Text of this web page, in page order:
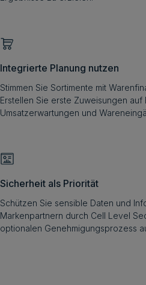
Integrierte Planung nutzen
Stimmen Sie Sortimente mit
Erstellen Sie erste Zuweisungen auf
Umsatzerwartungen und
Sicherheit als Priorität
Schützen Sie sensible Daten und
Markenpartnern durch Cell Level
optionalen Genehmigungsprozess